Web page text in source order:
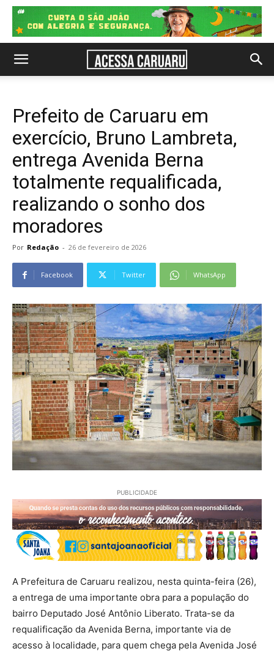
Prefeito de Caruaru em
exercício, Bruno Lambreta,
entrega Avenida Berna
totalmente requalificada,
realizando o sonho dos
moradores
Por Redação - 26 de fevereiro de 2026
Facebook Twitter WhatsApp
PUBLICIDADE
A Prefeitura de Caruaru realizou, nesta quinta-feira (26),
a entrega de uma importante obra para a população do
bairro Deputado José Antônio Liberato. Trata-se da
requalificação da Avenida Berna, importante via de
acesso à localidade, para quem chega pela Avenida José